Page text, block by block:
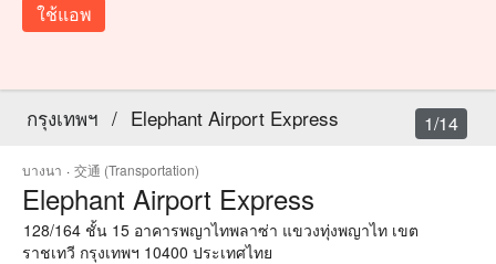
ใช้แอพ
กรุงเทพฯ / Elephant Airport Express
บางนา · 交通 (Transportation)
Elephant Airport Express
128/164 ชั้น 15 อาคารพญาไทพลาซ่า แขวงทุ่งพญาไท เขต
ราชเทวี กรุงเทพฯ 10400 ประเทศไทย
1/14